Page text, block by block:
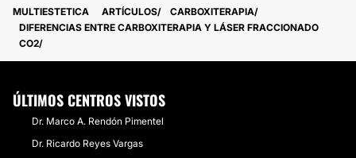
MULTIESTETICA ARTÍCULOS
CARBOXITERAPIA
​DIFERENCIAS ENTRE CARBOXITERAPIA Y LÁSER FRACCIONADO
CO2
ÚLTIMOS CENTROS VISTOS
Dr. Marco A. Rendón Pimentel
Dr. Ricardo Reyes Vargas